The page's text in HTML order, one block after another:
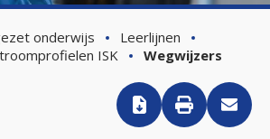
onderwijs
Leerlijnen
ISK
Wegwijzers